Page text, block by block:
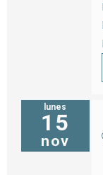
lunes
15
nov